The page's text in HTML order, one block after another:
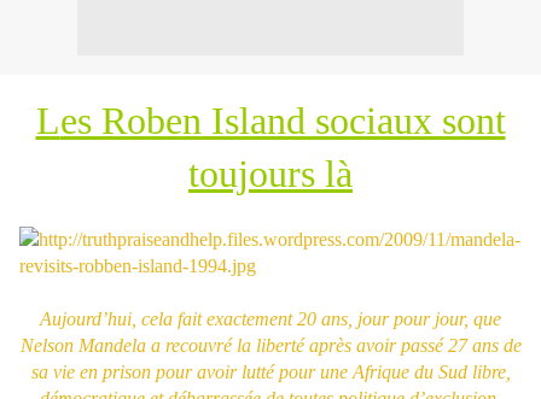
Les Roben Island sociaux sont
toujours là
Aujourd’hui, cela fait exactement 20 ans, jour pour jour, que
Nelson Mandela a recouvré la liberté après avoir passé 27 ans de
sa vie en prison pour avoir lutté pour une Afrique du Sud libre,